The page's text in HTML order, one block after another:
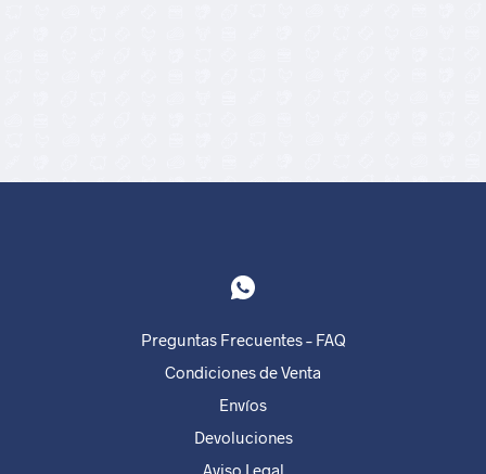
Preguntas Frecuentes – FAQ
Condiciones de Venta
Envíos
Devoluciones
Aviso Legal